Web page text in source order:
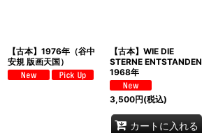
【古本】1976年（谷中
安規 版画天国）
【古本】WIE DIE
STERNE ENTSTANDEN
1968年
3,500円(税込)
カートに入れる